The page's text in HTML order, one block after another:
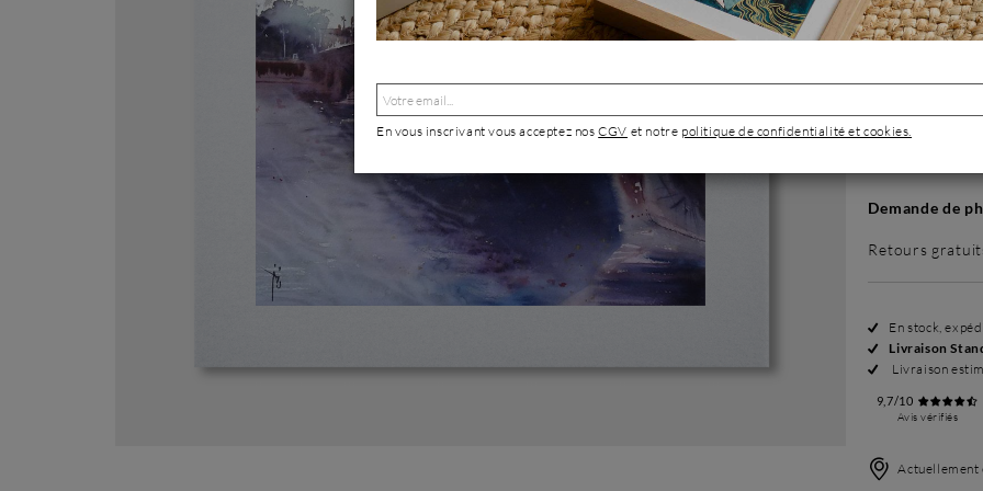
499 €
Demande de
Retours
En stock,
Livraison
Livraison
9,7/10
Avis vérifiés
Actuellement
En vous inscrivant vous acceptez nosCGV et notre politique de confidentialité et cookies.